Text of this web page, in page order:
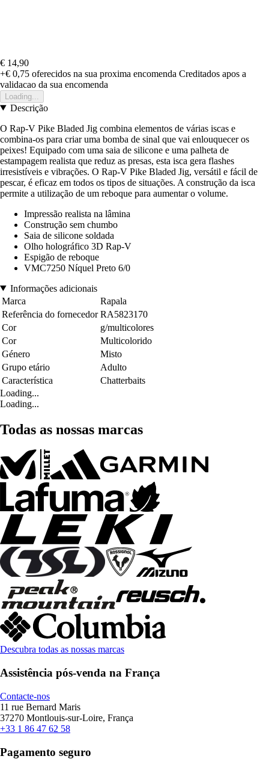
€ 14,90
+€ 0,75 oferecidos na sua proxima encomenda Creditados apos a
validacao da sua encomenda
Loading...
Descrição
O Rap-V Pike Bladed Jig combina elementos de várias iscas e
combina-os para criar uma bomba de sinal que vai enlouquecer os
peixes! Equipado com uma saia de silicone e uma palheta de
estampagem realista que reduz as presas, esta isca gera flashes
irresistíveis e vibrações. O Rap-V Pike Bladed Jig, versátil e fácil de
pescar, é eficaz em todos os tipos de situações. A construção da isca
permite a utilização de um reboque para aumentar o volume.
Impressão realista na lâmina
Construção sem chumbo
Saia de silicone soldada
Olho holográfico 3D Rap-V
Espigão de reboque
VMC7250 Níquel Preto 6/0
Informações adicionais
Marca
Rapala
Referência do fornecedor RA5823170
Cor
g/multicolores
Cor
Multicolorido
Género
Misto
Grupo etário
Adulto
Característica
Chatterbaits
Loading...
Loading...
Todas as nossas marcas
Descubra todas as nossas marcas
Assistência pós-venda na França
Contacte-nos
11 rue Bernard Maris
37270 Montlouis-sur-Loire, França
+33 1 86 47 62 58
Pagamento seguro